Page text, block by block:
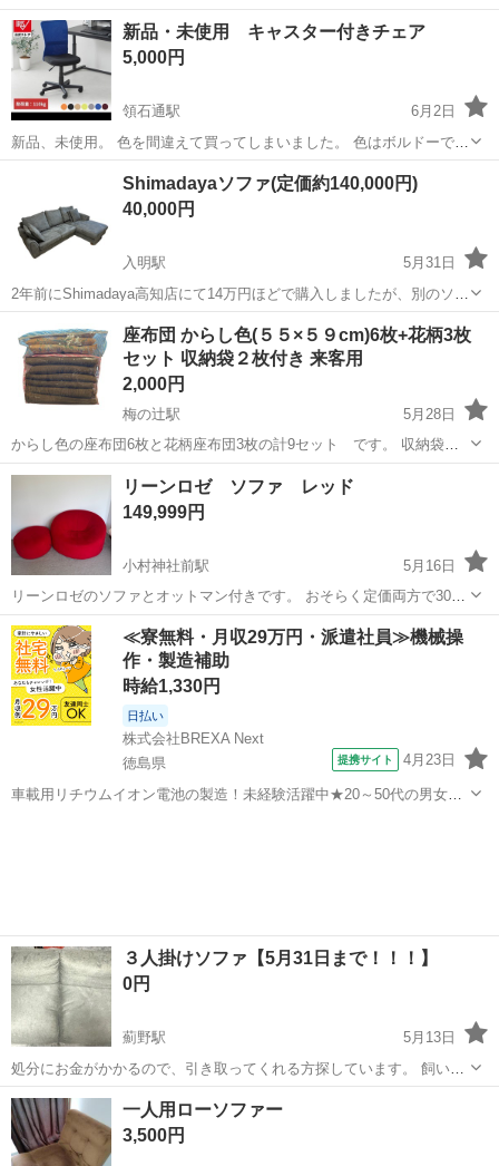
新品・未使用 キャスター付きチェア
5,000円
領石通駅
6月2日
新品、未使用。 色を間違えて買ってしまいました。 色はボルドーで
す。 全部で3脚あります。 複数ご希望の方はお知らせください。 南国
市まで、できるだけ早くとりにきてくれる方を優先させていただきま
す。 よろしくおねがいします。
キャスター
Shimadayaソファ(定価約140,000円)
40,000円
入明駅
5月31日
2年前にShimadaya高知店にて14万円ほどで購入しましたが、別のソフ
ァを購入予定であるため出品いたします。撥水加工がされており、多
少の水等は弾いてくれると思います。 2年間は使用していたものにな
りますので、その点も考...
高知市 入明駅 ソファ
座布団 からし色(５５×５９cm)6枚+花柄3枚
セット 収納袋２枚付き 来客用
2,000円
梅の辻駅
5月28日
からし色の座布団6枚と花柄座布団3枚の計9セット です。 収納袋２
枚付き 落ち着いた からし色で、和室にも洋室にも合わせやすいデザイ
約５1cmx...
高知 高知市
リーンロゼ ソファ レッド
149,999円
小村神社前駅
5月16日
リーンロゼのソファとオットマン付きです。 おそらく定価両方で30万
くらいやっと思います。 メルカリにも出してますのでメール確認ごで
取り引き宜しくお願い致しますm(._.)m
高知 土佐市 小村神社前駅 ソファ リーンロゼ
≪寮無料・月収29万円・派遣社員≫機械操
作・製造補助
時給1,330円
日払い
株式会社BREXA Next
徳島県
提携サイト 4月23日
車載用リチウムイオン電池の製造！未経験活躍中★20～50代の男女活
３人掛けソファ【5月31日まで！！！】
0円
薊野駅
5月13日
処分にお金がかかるので、引き取ってくれる方探しています。 飼い犬
が引っ掻いた跡がたくさんあって、ボロボロです。 ご理解頂ける方、
こんな状態でも使っていただける方居れば よろしくお願いします。 色
は、ダークグレー、 ニトリで...
高知 高知市 薊野駅
一人用ローソファー
3,500円